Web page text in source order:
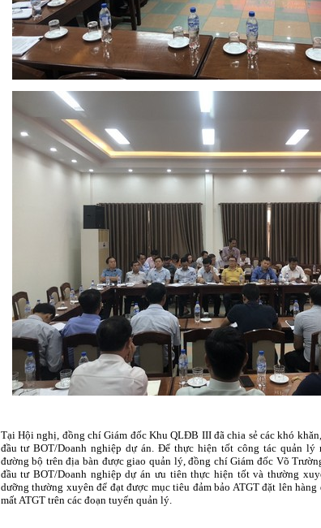
Tại Hội nghị, đồng chí Giám đốc Khu QLĐB III đãchia sẻ các khó
đầu tư BOT/Doanh nghiệp dự án. Để thực hiện tốt công tác quản lý
đường bộ trên địa bàn được giao quản lý, đồng chí Giám đốc Võ
đầu tư BOT/Doanh nghiệp dự án ưu tiên thực hiện tốt và thường
dưỡng thường xuyên để đạt được mục tiêu đảm bảo ATGT đặt lên
mất ATGT trên các đoạn tuyến quản lý.